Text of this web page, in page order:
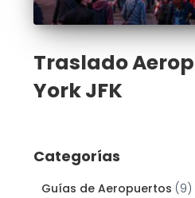
Traslado
York JFK
Categorías
Guías de Aeropuertos (9)